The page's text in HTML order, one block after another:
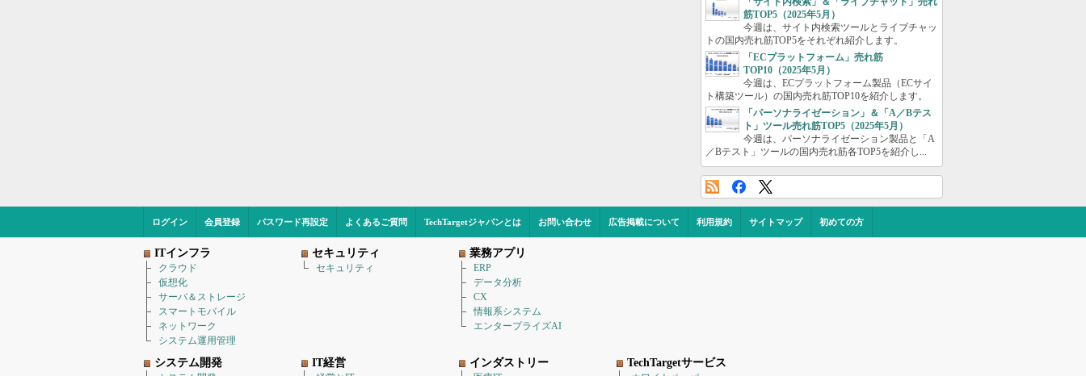
筋TOP5（2025年5月）
今週は、サイト内検索ツールとライブチャッ
トの国内売れ筋TOP5をそれぞれ紹介します。
「ECプラットフォーム」売れ筋
TOP10（2025年5月）
今週は、ECプラットフォーム製品（ECサイ
ト構築ツール）の国内売れ筋TOP10を紹介します。
「パーソナライゼーション」＆「A／Bテス
ト」ツール売れ筋TOP5（2025年5月）
今週は、パーソナライゼーション製品と「A
／Bテスト」ツールの国内売れ筋各TOP5を紹介し...
ログイン 会員登録 パスワード再設定 よくあるご質問 TechTargetジャパンとは お問い合わせ 広告掲載について 利用規約 サイトマップ 初めての方
ITインフラ
クラウド
仮想化
サーバ＆ストレージ
スマートモバイル
ネットワーク
システム運用管理
セキュリティ
セキュリティ
業務アプリ
ERP
データ分析
CX
情報系システム
エンタープライズAI
システム開発 IT経営 インダストリー TechTargetサービス